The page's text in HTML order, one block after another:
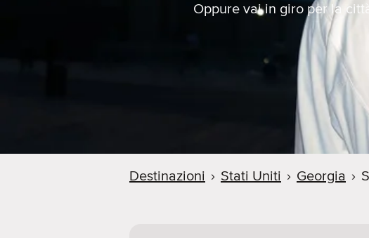
Oppure vai in giro per la
Destinazioni › Stati Uniti › Georgia ›